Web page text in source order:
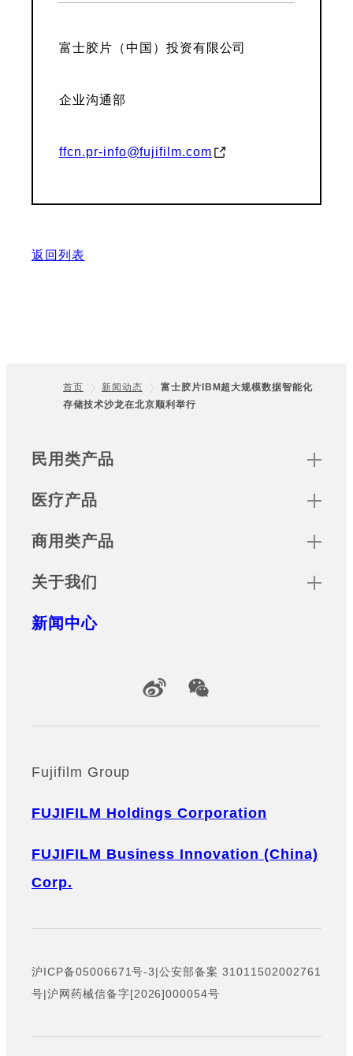
富士胶片（中国）投资有限公司
企业沟通部
ffcn.pr-info@fujifilm.com
返回列表
Footer
首页 新闻动态
富士胶片IBM超大规模数据智能化
存储技术沙龙在北京顺利举行
Sitemap
民用类产品
医疗产品
商用类产品
关于我们
新闻中心
Official Social Media Accounts
Fujifilm Group
FUJIFILM Holdings Corporation
FUJIFILM Business Innovation (China)
Corp.
沪ICP备05006671号-3|公安部备案 31011502002761
号|沪网药械信备字[2026]000054号